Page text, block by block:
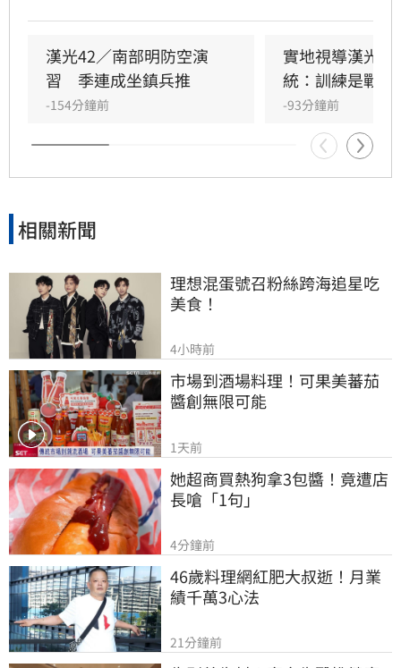
力。
漢光42／南部明防空演
習　季連成坐鎮兵推
-154分鐘前
實地視導漢光演
統：訓練是戰力
-93分鐘前
相關新聞
理想混蛋號召粉絲跨海追星吃
美食！
4小時前
市場到酒場料理！可果美蕃茄
醬創無限可能
1天前
她超商買熱狗拿3包醬！竟遭店
長嗆「1句」
4分鐘前
46歲料理網紅肥大叔逝！月業
績千萬3心法
21分鐘前